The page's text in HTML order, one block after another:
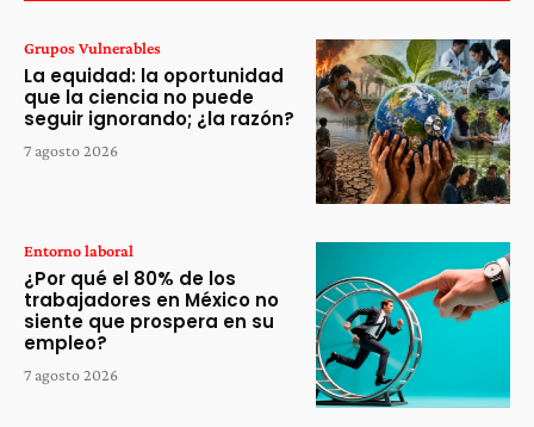
Grupos Vulnerables
La equidad: la oportunidad
que la ciencia no puede
seguir ignorando; ¿la razón?
7 agosto 2026
Entorno laboral
¿Por qué el 80% de los
trabajadores en México no
siente que prospera en su
empleo?
7 agosto 2026